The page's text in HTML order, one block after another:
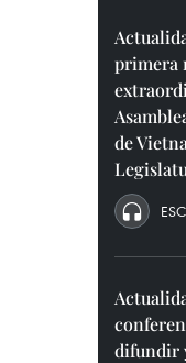
primera
de
difundir